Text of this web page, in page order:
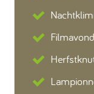
Filmavond